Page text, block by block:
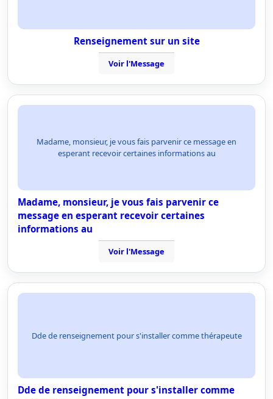
Renseignement sur un site
Voir l'Message
Madame, monsieur, je vous fais parvenir ce message en
esperant recevoir certaines informations au
Madame, monsieur, je vous fais parvenir ce
message en esperant recevoir certaines
informations au
Voir l'Message
Dde de renseignement pour s'installer comme thérapeute
Dde de renseignement pour s'installer comme